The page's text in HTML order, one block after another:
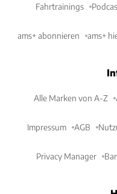
Fahrtrainings
ams+ abonnieren ams+
Alle Marken von A-Z
Impressum AGB
Privacy Manager